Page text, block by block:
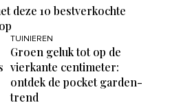
deze 10 bestverkochte
TUINIEREN
Groen geluk tot op de
vierkante centimeter:
ontdek de pocket garden-
trend